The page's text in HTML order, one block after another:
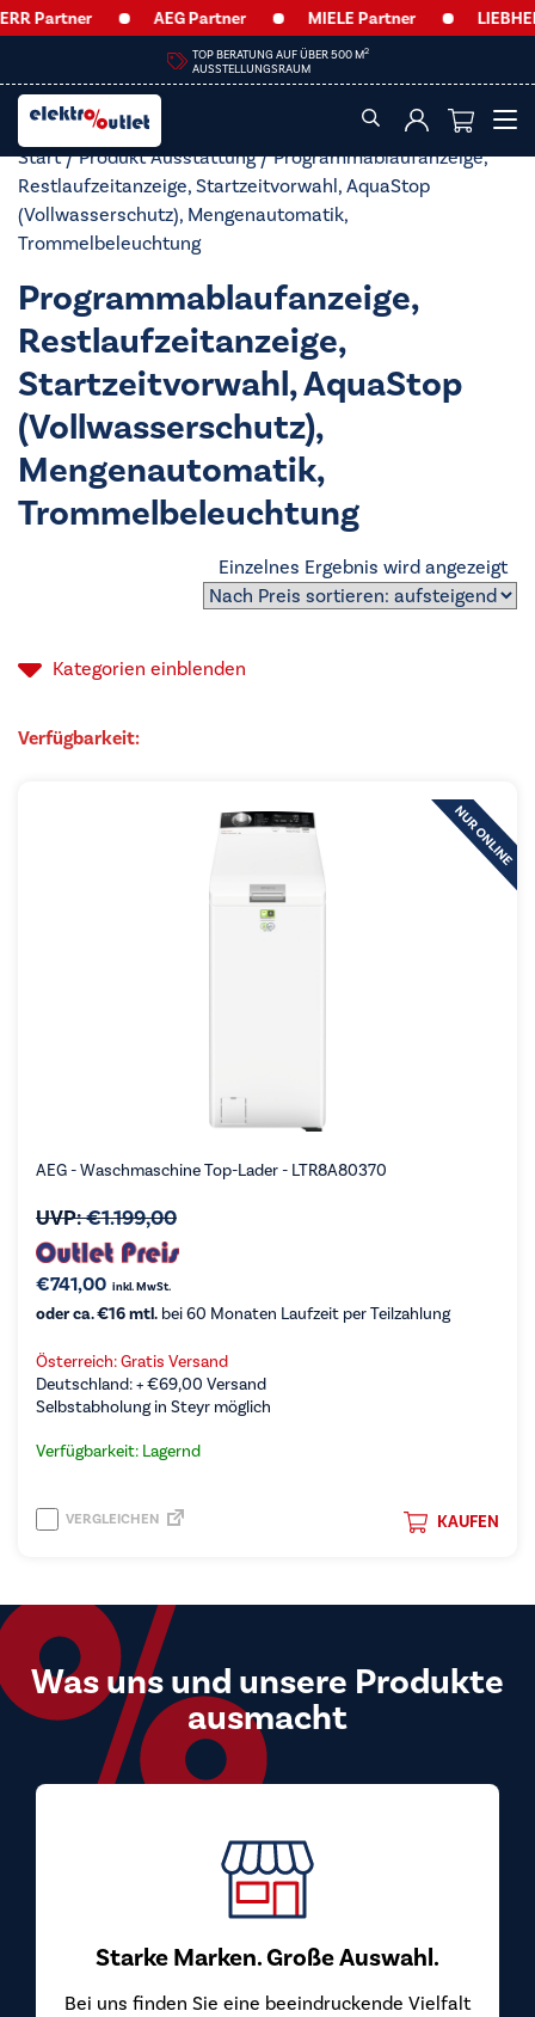
Partner AEG Partner MIELE Partner
TOP BERATUNG AUF ÜBER 500 M2
AUSSTELLUNGSRAUM
Start/ Produkt Ausstattung / Programmablaufanzeige,
Restlaufzeitanzeige, Startzeitvorwahl, AquaStop
(Vollwasserschutz), Mengenautomatik,
Trommelbeleuchtung
Programmablaufanzeige,
Restlaufzeitanzeige,
Startzeitvorwahl, AquaStop
(Vollwasserschutz),
Mengenautomatik,
Trommelbeleuchtung
Einzelnes Ergebnis wird angezeigt
Kategorien einblenden
Verfügbarkeit:
AEG - Waschmaschine Top-Lader - LTR8A80370
UVP:€1.199,00
€741,00 inkl. MwSt.
oder ca. €16 mtl. bei 60 Monaten Laufzeit per Teilzahlung
Österreich: Gratis Versand
Deutschland: +€69,00 Versand
Selbstabholung in Steyr möglich
Verfügbarkeit: Lagernd
KAUFEN
VERGLEICHEN
Was uns und unsere Produkte
ausmacht
Starke Marken. Große Auswahl.
Bei uns finden Sie eine beeindruckende Vielfalt